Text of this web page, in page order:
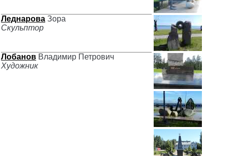
Леднарова Зора
Скульптор
Лобанов Владимир Петрович
Художник